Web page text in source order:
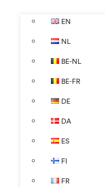
EN
NL
BE-NL
BE-FR
DE
DA
ES
FI
FR